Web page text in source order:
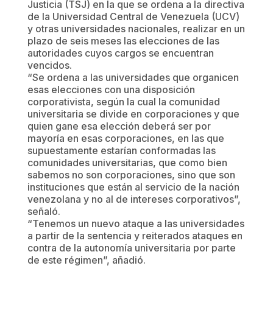
Justicia (TSJ) en la que se ordena a la directiva
de la Universidad Central de Venezuela (UCV)
y otras universidades nacionales, realizar en un
plazo de seis meses las elecciones de las
autoridades cuyos cargos se encuentran
vencidos.
“Se ordena a las universidades que organicen
esas elecciones con una disposición
corporativista, según la cual la comunidad
universitaria se divide en corporaciones y que
quien gane esa elección deberá ser por
mayoría en esas corporaciones, en las que
supuestamente estarían conformadas las
comunidades universitarias, que como bien
sabemos no son corporaciones, sino que son
instituciones que están al servicio de la nación
venezolana y no al de intereses corporativos”,
señaló.
“Tenemos un nuevo ataque a las universidades
a partir de la sentencia y reiterados ataques en
contra de la autonomía universitaria por parte
de este régimen”, añadió.